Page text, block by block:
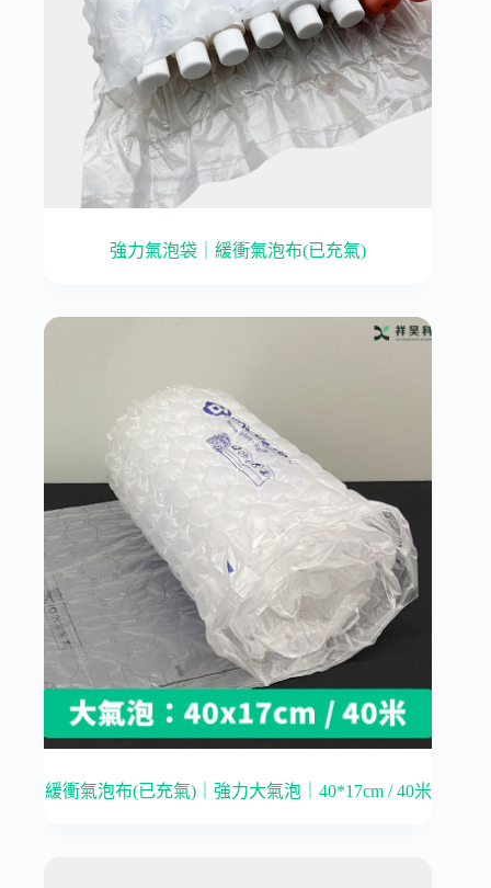
強力氣泡袋｜緩衝氣泡布(已充氣)
緩衝氣泡布(已充氣)｜強力大氣泡｜40*17cm / 40米